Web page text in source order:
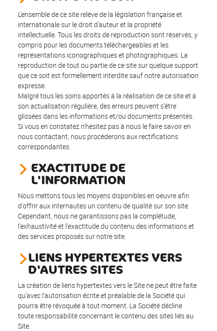
L'ensemble de ce site relève de la législation française et
internationale sur le droit d'auteur et la propriété
intellectuelle. Tous les droits de reproduction sont réservés, y
compris pour les documents téléchargeables et les
représentations iconographiques et photographiques. La
reproduction de tout ou partie de ce site sur quelque support
que ce soit est formellement interdite sauf notre autorisation
expresse.
Malgré tous les soins apportés à la réalisation de ce site et à
son actualisation régulière, des erreurs peuvent s'être
glissées dans les informations et/ou documents présentés.
Si vous en constatez n'hésitez pas à nous le faire savoir en
nous contactant, nous procéderons aux rectifications
correspondantes.
EXACTITUDE DE
L'INFORMATION
Nous mettons tous les moyens disponibles en oeuvre afin
d'offrir aux internautes un contenu de qualité sur son site.
Cependant, nous ne garantissons pas la complétude,
l'exhaustivité et l'exactitude du contenu des informations et
des services proposés sur notre site.
LIENS HYPERTEXTES VERS
D'AUTRES SITES
La création de liens hypertextes vers le Site ne peut être faite
qu'avec l'autorisation écrite et préalable de la Société qui
pourra être révoquée à tout moment. La Société décline
toute responsabilité concernant le contenu des sites liés au
Site.